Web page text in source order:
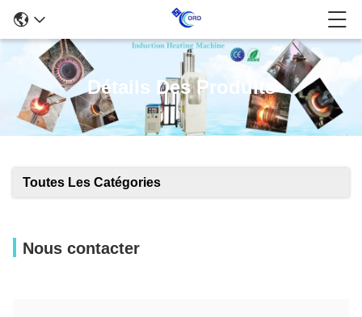
Détails Des Produits
Toutes Les Catégories
Nous contacter